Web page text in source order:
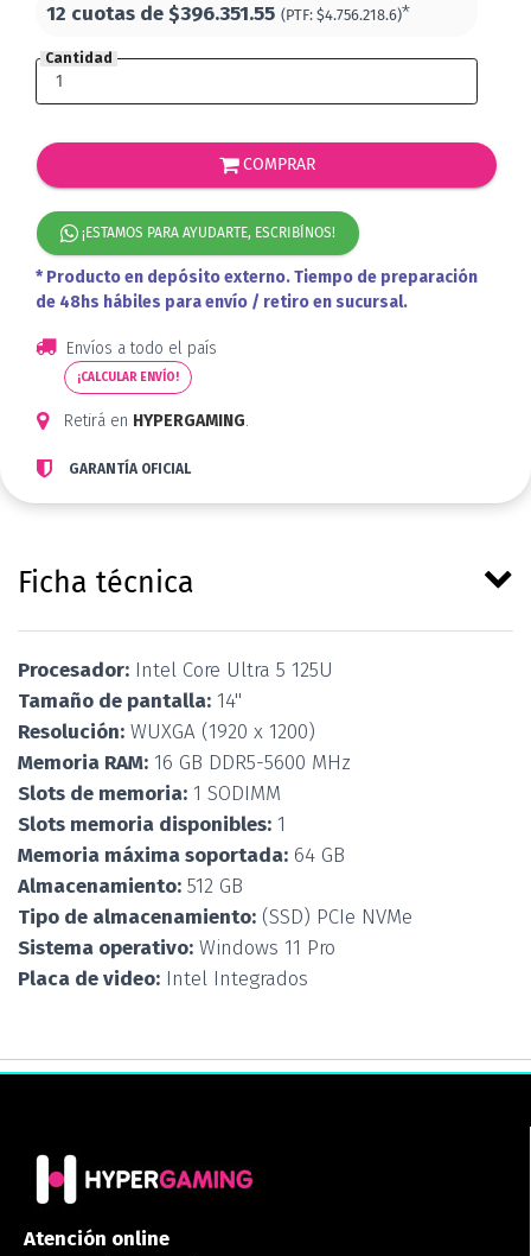
12 cuotas de$396.351.55 (PTF: $4.756.218.6)*
Cantidad
COMPRAR
¡ESTAMOS PARA AYUDARTE, ESCRIBÍNOS!
* Producto en depósito externo. Tiempo de preparación
de 48hs hábiles para envío / retiro en sucursal.
Envíos a todo el país
¡CALCULAR ENVÍO!
Retirá en HYPERGAMING.
GARANTÍA OFICIAL
Ficha técnica
Procesador: Intel Core Ultra 5 125U
Tamaño de pantalla: 14''
Resolución: WUXGA (1920 x 1200)
Memoria RAM: 16 GB DDR5-5600 MHz
Slots de memoria: 1 SODIMM
Slots memoria disponibles: 1
Memoria máxima soportada: 64 GB
Almacenamiento: 512 GB
Tipo de almacenamiento: (SSD) PCIe NVMe
Sistema operativo: Windows 11 Pro
Placa de video: Intel Integrados
Atención online